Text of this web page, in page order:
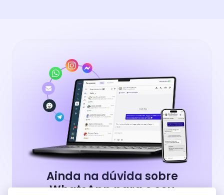
Ainda na dúvida sobre
WhatsApp para o seu